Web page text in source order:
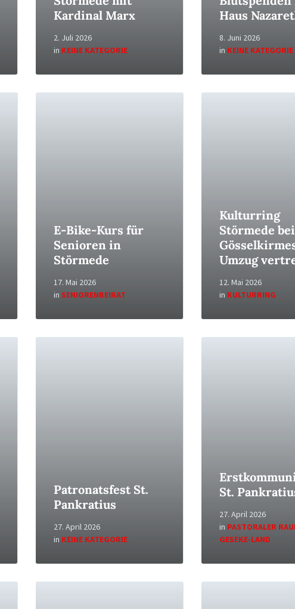
Kardinal Marx
2. Juli 2026
in KEINE KATEGORIE
Haus
8. Juni 2026
in KEINE KATEGORIE
E-Bike-Kurs für
Senioren in
Störmede
17. Mai 2026
in SENIORENBEIRAT
Kulturring
Störmede
Umzug
12. Mai 2026
in KULTURRING
Patronatsfest St.
Pankratius
27. April 2026
in KEINE KATEGORIE
St.
27. April 2026
in PASTORALER
GESEKE-LAND